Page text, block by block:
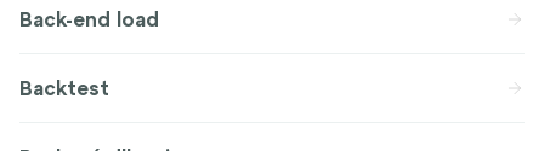
Back-end load
Backtest